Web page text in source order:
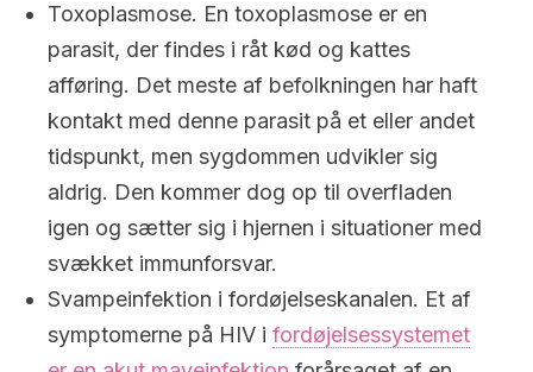
Toxoplasmose. En toxoplasmose er en
parasit, der findes i råt kød og kattes
afføring. Det meste af befolkningen har haft
kontakt med denne parasit på et eller andet
tidspunkt, men sygdommen udvikler sig
aldrig. Den kommer dog op til overfladen
igen og sætter sig i hjernen i situationer med
svækket immunforsvar.
Svampeinfektion i fordøjelseskanalen. Et af
symptomerne på HIV i fordøjelsessystemet